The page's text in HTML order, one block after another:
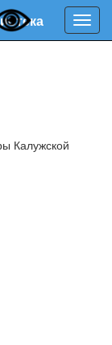
Калужской